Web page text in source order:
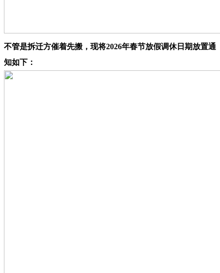
不管是拆迁方催着先搬，现将2026年春节放假调休日期放置通
知如下：